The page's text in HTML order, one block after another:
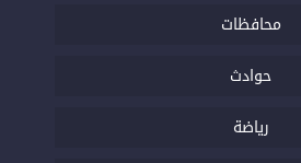
محافظات
حوادث
رياضة